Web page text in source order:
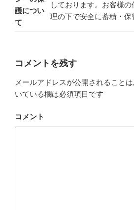
護につい
て
しております。お客様
理の下で安全に蓄積・保
コメントを残す
メールアドレスが公開されることは
いている欄は必須項目です
コメント